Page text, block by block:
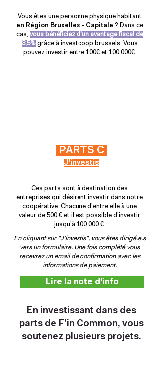
Vous êtes une personne physique habitant
en Région Bruxelles - Capitale ? Dans ce
cas, vous bénéficiez d'un avantage fiscal de
3,5%grâce à investcoop.brussels. Vous
pouvez investir entre 100€ et 100.000€.
PARTS C
Ces parts sont à destination des
entreprises qui désirent investir dans notre
coopérative. Chacune d'entre elle à une
valeur de 500 € et il est possible d'investir
jusqu'à 100.000 €.
En cliquant sur "J'investis", vous êtes dirigé.e.s
vers un formulaire. Une fois complété vous
recevrez un email de confirmation avec les
informations de paiement.
J'investis
Lire la note d'info
En investissant dans des
parts de F’in Common, vous
soutenez plusieurs projets.